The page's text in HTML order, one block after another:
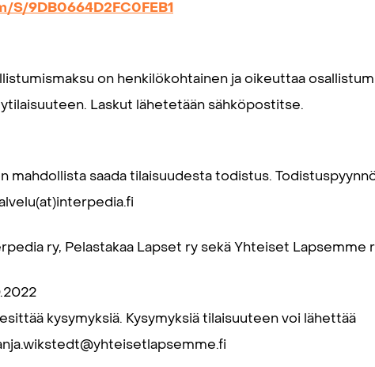
S/9DB0664D2FC0FEB1
on henkilökohtainen ja oikeuttaa
Laskut lähetetään sähköpostitse.
mahdollista saada tilaisuudesta todistus.
ry, Pelastakaa Lapset ry sekä Yhteiset Lapsemme
kysymyksiä. Kysymyksiä tilaisuuteen voi lähettää